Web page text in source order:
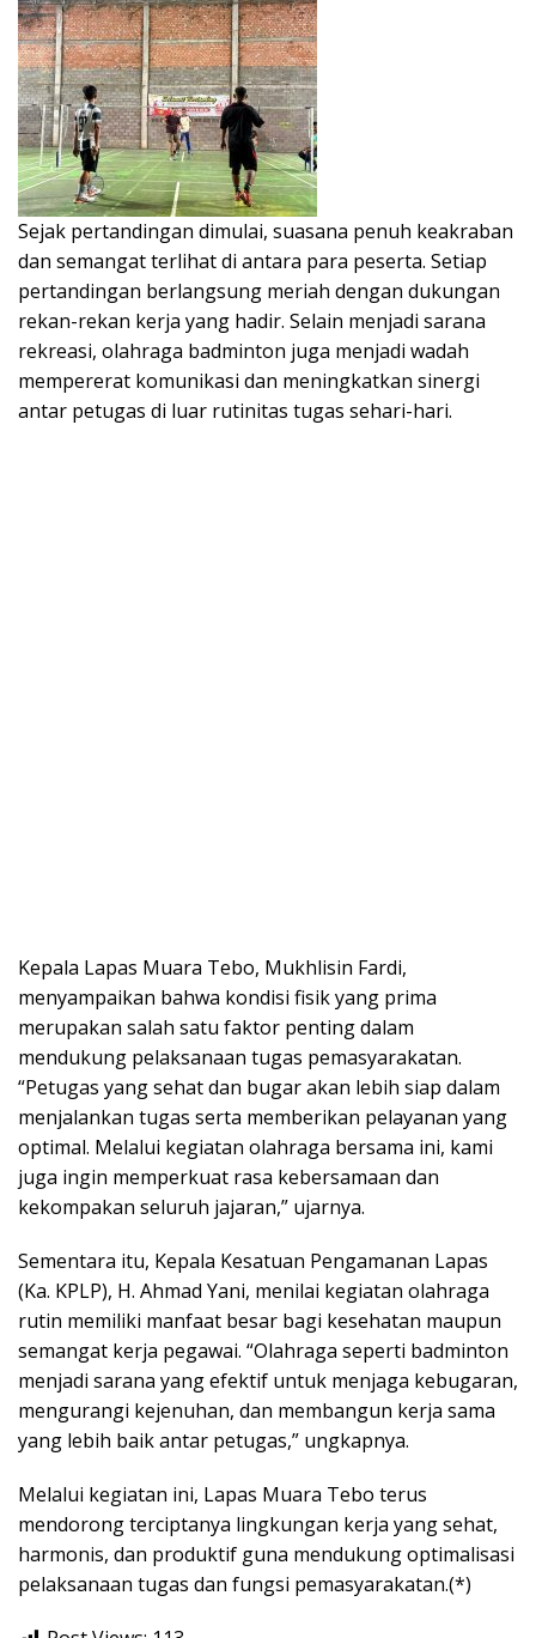
Sejak pertandingan dimulai, suasana penuh keakraban
dan semangat terlihat di antara para peserta. Setiap
pertandingan berlangsung meriah dengan dukungan
rekan-rekan kerja yang hadir. Selain menjadi sarana
rekreasi, olahraga badminton juga menjadi wadah
mempererat komunikasi dan meningkatkan sinergi
antar petugas di luar rutinitas tugas sehari-hari.
Kepala Lapas Muara Tebo, Mukhlisin Fardi,
menyampaikan bahwa kondisi fisik yang prima
merupakan salah satu faktor penting dalam
mendukung pelaksanaan tugas pemasyarakatan.
“Petugas yang sehat dan bugar akan lebih siap dalam
menjalankan tugas serta memberikan pelayanan yang
optimal. Melalui kegiatan olahraga bersama ini, kami
juga ingin memperkuat rasa kebersamaan dan
kekompakan seluruh jajaran,” ujarnya.
Sementara itu, Kepala Kesatuan Pengamanan Lapas
(Ka. KPLP), H. Ahmad Yani, menilai kegiatan olahraga
rutin memiliki manfaat besar bagi kesehatan maupun
semangat kerja pegawai. “Olahraga seperti badminton
menjadi sarana yang efektif untuk menjaga kebugaran,
mengurangi kejenuhan, dan membangun kerja sama
yang lebih baik antar petugas,” ungkapnya.
Melalui kegiatan ini, Lapas Muara Tebo terus
mendorong terciptanya lingkungan kerja yang sehat,
harmonis, dan produktif guna mendukung optimalisasi
pelaksanaan tugas dan fungsi pemasyarakatan.(*)